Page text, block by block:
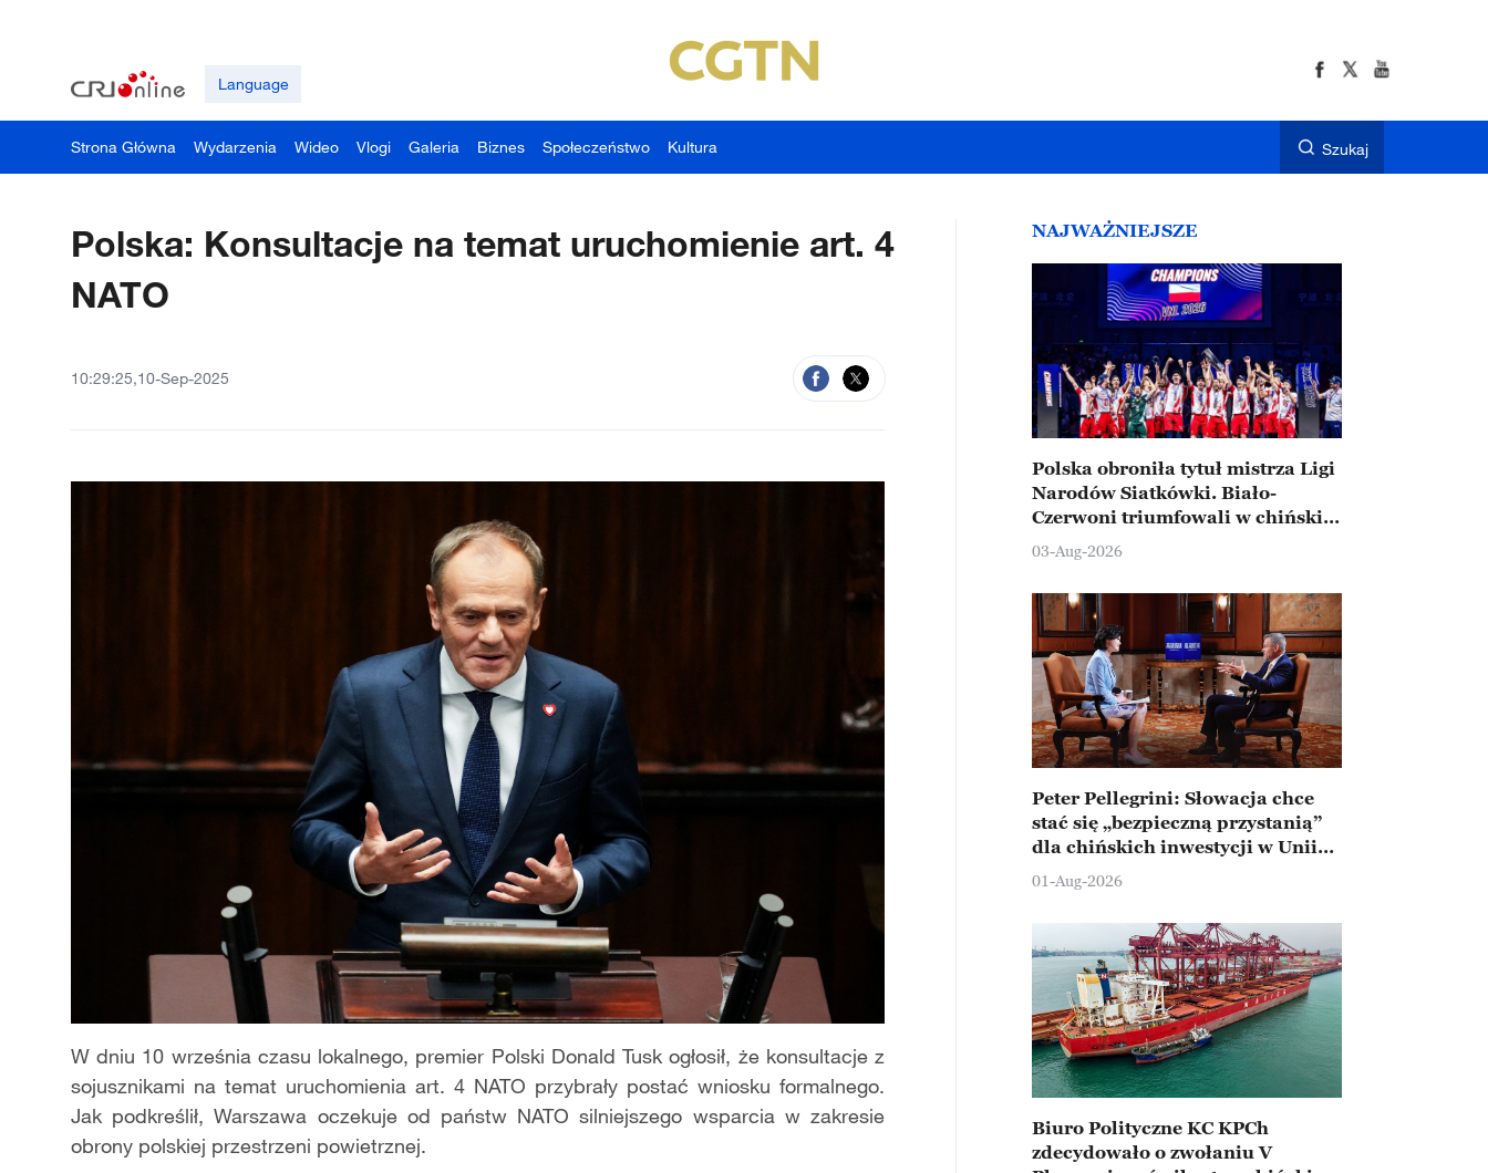
Language
Strona Główna Wydarzenia Wideo Vlogi Galeria Biznes Społeczeństwo Kultura Szukaj
Polska: Konsultacje na temat uruchomienie art. 4
NATO
10:29:25,10-Sep-2025
W dniu 10 września czasu lokalnego, premier Polski Donald Tusk ogłosił, że konsultacje z
sojusznikami na temat uruchomienia art. 4 NATO przybrały postać wniosku formalnego.
Jak podkreślił, Warszawa oczekuje od państw NATO silniejszego wsparcia w zakresie
obrony polskiej przestrzeni powietrznej.
NAJWAŻNIEJSZE
Polska obroniła tytuł mistrza Ligi
Narodów Siatkówki. Biało-
Czerwoni triumfowali w chińskim
Ningbo
03-Aug-2026
Peter Pellegrini: Słowacja chce
stać się „bezpieczną przystanią”
dla chińskich inwestycji w Unii
Europejskiej
01-Aug-2026
Biuro Polityczne KC KPCh
zdecydowało o zwołaniu V